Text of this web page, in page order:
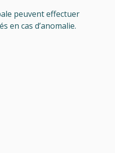
peuvent effectuer
en cas d’anomalie.